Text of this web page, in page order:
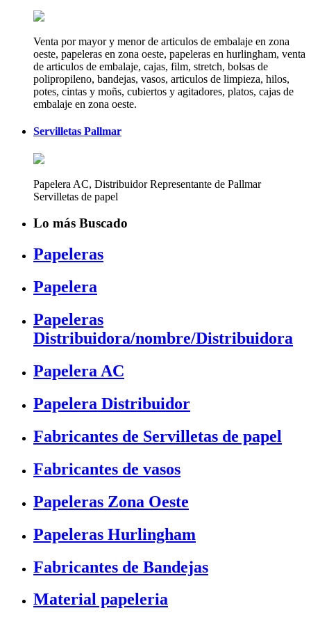
Venta por mayor y menor de articulos de embalaje en zona
oeste, papeleras en zona oeste, papeleras en hurlingham, venta
de articulos de embalaje, cajas, film, stretch, bolsas de
polipropileno, bandejas, vasos, articulos de limpieza, hilos,
potes, cintas y moñs, cubiertos y agitadores, platos, cajas de
embalaje en zona oeste.
Servilletas Pallmar
Papelera AC, Distribuidor Representante de Pallmar
Servilletas de papel
Lo más Buscado
Papeleras
Papelera
Papeleras
Distribuidora/nombre/Distribuidora
Papelera AC
Papelera Distribuidor
Fabricantes de Servilletas de papel
Fabricantes de vasos
Papeleras Zona Oeste
Papeleras Hurlingham
Fabricantes de Bandejas
Material papeleria